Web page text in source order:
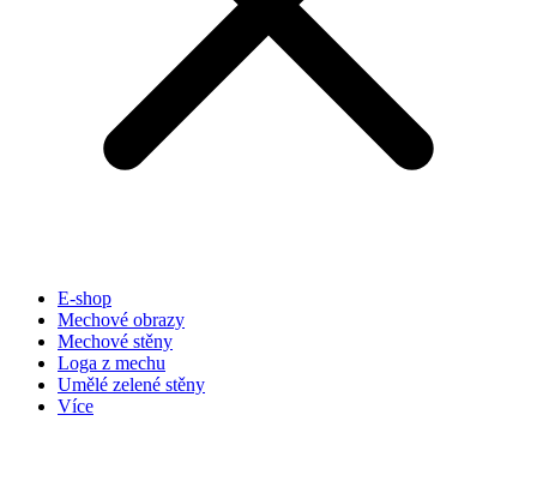
E-shop
Mechové obrazy
Mechové stěny
Loga z mechu
Umělé zelené stěny
Více